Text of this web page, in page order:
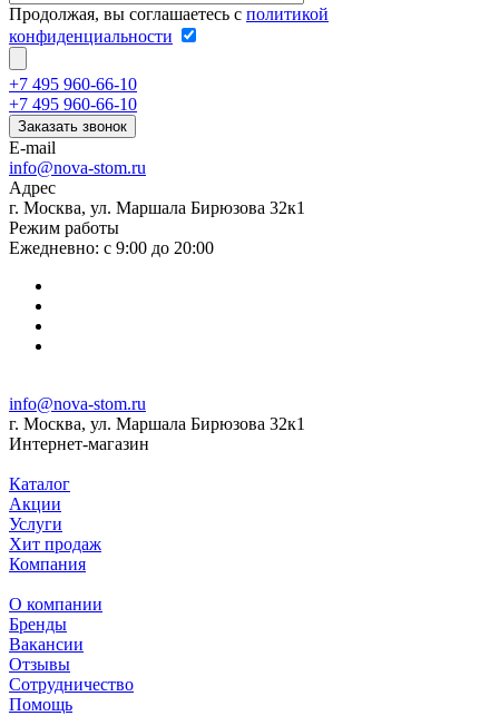
Продолжая, вы соглашаетесь с политикой
конфиденциальности
+7 495 960-66-10
+7 495 960-66-10
Заказать звонок
E-mail
info@nova-stom.ru
Адрес
г. Москва, ул. Маршала Бирюзова 32к1
Режим работы
Ежедневно: с 9:00 до 20:00
info@nova-stom.ru
г. Москва, ул. Маршала Бирюзова 32к1
Интернет-магазин
Каталог
Акции
Услуги
Хит продаж
Компания
О компании
Бренды
Вакансии
Отзывы
Сотрудничество
Помощь